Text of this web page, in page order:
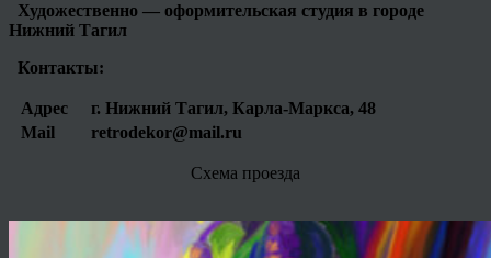
Художественно — оформительская студия в городе
Нижний Тагил
Контакты:
Адрес
г. Нижний Тагил, Карла-Маркса, 48
Mail
retrodekor@mail.ru
Схема проезда